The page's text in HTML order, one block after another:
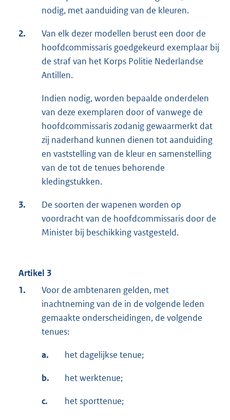
nodig, met aanduiding van de kleuren.
2.
Van elk dezer modellen berust een door de
hoofdcommissaris goedgekeurd exemplaar bij
de straf van het Korps Politie Nederlandse
Antillen.
Indien nodig, worden bepaalde onderdelen
van deze exemplaren door of vanwege de
hoofdcommissaris zodanig gewaarmerkt dat
zij naderhand kunnen dienen tot aanduiding
en vaststelling van de kleur en samenstelling
van de tot de tenues behorende
kledingstukken.
3.
De soorten der wapenen worden op
voordracht van de hoofdcommissaris door de
Minister bij beschikking vastgesteld.
Artikel 3
1.
Voor de ambtenaren gelden, met
inachtneming van de in de volgende leden
gemaakte onderscheidingen, de volgende
tenues:
a. het dagelijkse tenue;
b. het werktenue;
c. het sporttenue;